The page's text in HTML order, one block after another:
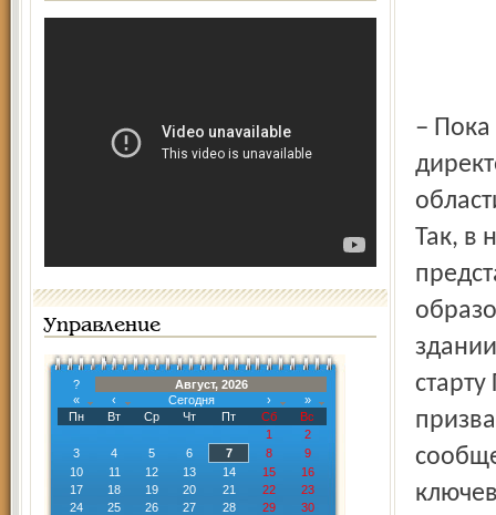
Управление
?
Август, 2026
«
‹ Сегодня ›
»
Пн
Вт Ср Чт Пт Сб
Вс
1
2
3
4 5 6 7 8
9
10
11 12 13 14 15
16
17
18 19 20 21 22
23
24
25 26 27 28 29
30
– Пока получай пятёрки, – успокоила активного школяра
Так, в